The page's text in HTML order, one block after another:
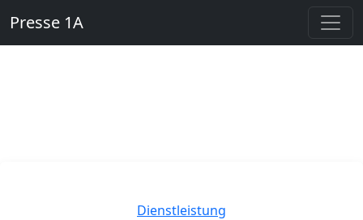
Presse 1A
Kategorien
Dienstleistung